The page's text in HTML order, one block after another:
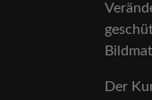
Der